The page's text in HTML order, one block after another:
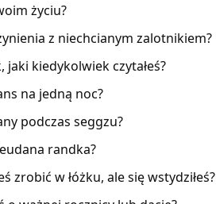
życiu?
z niechcianym zalotnikiem?
jaki kiedykolwiek czytałeś?
na jedną noc?
podczas seggzu?
randka?
zrobić w łóżku, ale się wstydziłeś?